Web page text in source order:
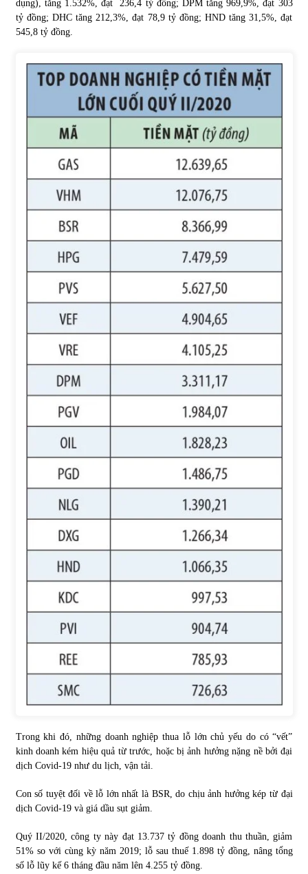
dụng), tăng 1.532%, đạt 236,4 tỷ đồng; DPM tăng 969,9%, đạt 303
tỷ đồng; DHC tăng 212,3%, đạt 78,9 tỷ đồng; HND tăng 31,5%, đạt
545,8 tỷ đồng.
Trong khi đó, những doanh nghiệp thua lỗ lớn chủ yếu do có “vết”
kinh doanh kém hiệu quả từ trước, hoặc bị ảnh hưởng nặng nề bởi đại
dịch Covid-19 như du lịch, vận tải.
Con số tuyệt đối về lỗ lớn nhất là BSR, do chịu ảnh hưởng kép từ đại
dịch Covid-19 và giá dầu sụt giảm.
Quý II/2020, công ty này đạt 13.737 tỷ đồng doanh thu thuần, giảm
51% so với cùng kỳ năm 2019; lỗ sau thuế 1.898 tỷ đồng, nâng tổng
số lỗ lũy kế 6 tháng đầu năm lên 4.255 tỷ đồng.